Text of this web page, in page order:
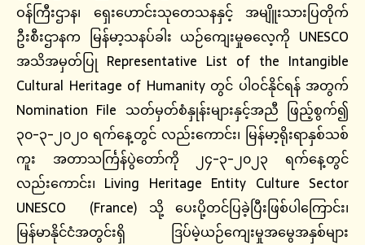
ဝန်ကြီးဌာန၊ ရှေးဟောင်းသုတေသနနှင့် အမျိူးသားပြတိုက်
ဦးစီးဌာနက မြန်မာ့သနပ်ခါး ယဉ်ကျေးမှုဓလေ့ကို UNESCO
အသိအမှတ်ပြု Representative List of the Intangible
Cultural Heritage of Humanity တွင် ပါဝင်နိုင်ရန် အတွက်
Nomination File သတ်မှတ်စံနှုန်းများနှင့်အညီ ဖြည့်စွက်၍
၃၀-၃-၂၀၂၀ ရက်နေ့တွင် လည်းကောင်း၊ မြန်မာ့ရိုးရာနှစ်သစ်
ကူး အတာသင်္ကြန်ပွဲတော်ကို ၂၄-၃-၂၀၂၃ ရက်နေ့တွင်
လည်းကောင်း၊ Living Heritage Entity Culture Sector
UNESCO (France) သို့ ပေးပို့တင်ပြခဲ့ပြီးဖြစ်ပါကြောင်း၊
မြန်မာနိုင်ငံအတွင်းရှိ ဒြပ်မဲ့ယဉ်ကျေးမှုအမွေအနှစ်များ